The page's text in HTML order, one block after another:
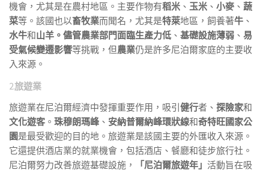
機會，尤其是在農村地區。主要作物有稻米 、 玉米 、 小麥 、 蔬
菜等。該國也以畜牧業而聞名，尤其是特萊地區，飼養著牛 、
水牛和山羊。儘管農業部門面臨生產力低 、 基礎設施薄弱 、 易
受氣候變遷影響等挑戰，但農業仍是許多尼泊爾家庭的主要收
入來源。
2.旅遊業
旅遊業在尼泊爾經濟中發揮重要作用，吸引健行者、 探險家和
文化遊客 。 珠穆朗瑪峰 、 安納普爾納峰環狀線和奇特旺國家公
園是最受歡迎的目的地。旅遊業是該國主要的外匯收入來源。
它還提供酒店業的就業機會，包括酒店、餐廳和徒步旅行社。
尼泊爾努力改善旅遊基礎設施，
「尼泊爾旅遊年」 活動旨在吸